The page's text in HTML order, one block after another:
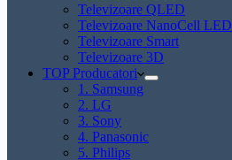
Televizoare QLED
Televizoare NanoCell LED
Televizoare Smart
Televizoare 3D
TOP Producatori
1. Samsung
2. LG
3. Sony
4. Panasonic
5. Philips